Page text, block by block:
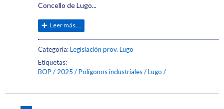
Concello de Lugo...
Leer más....
Categoría:Legislación prov. Lugo
Etiquetas:
BOP
2025 Polígonos industriales Lugo